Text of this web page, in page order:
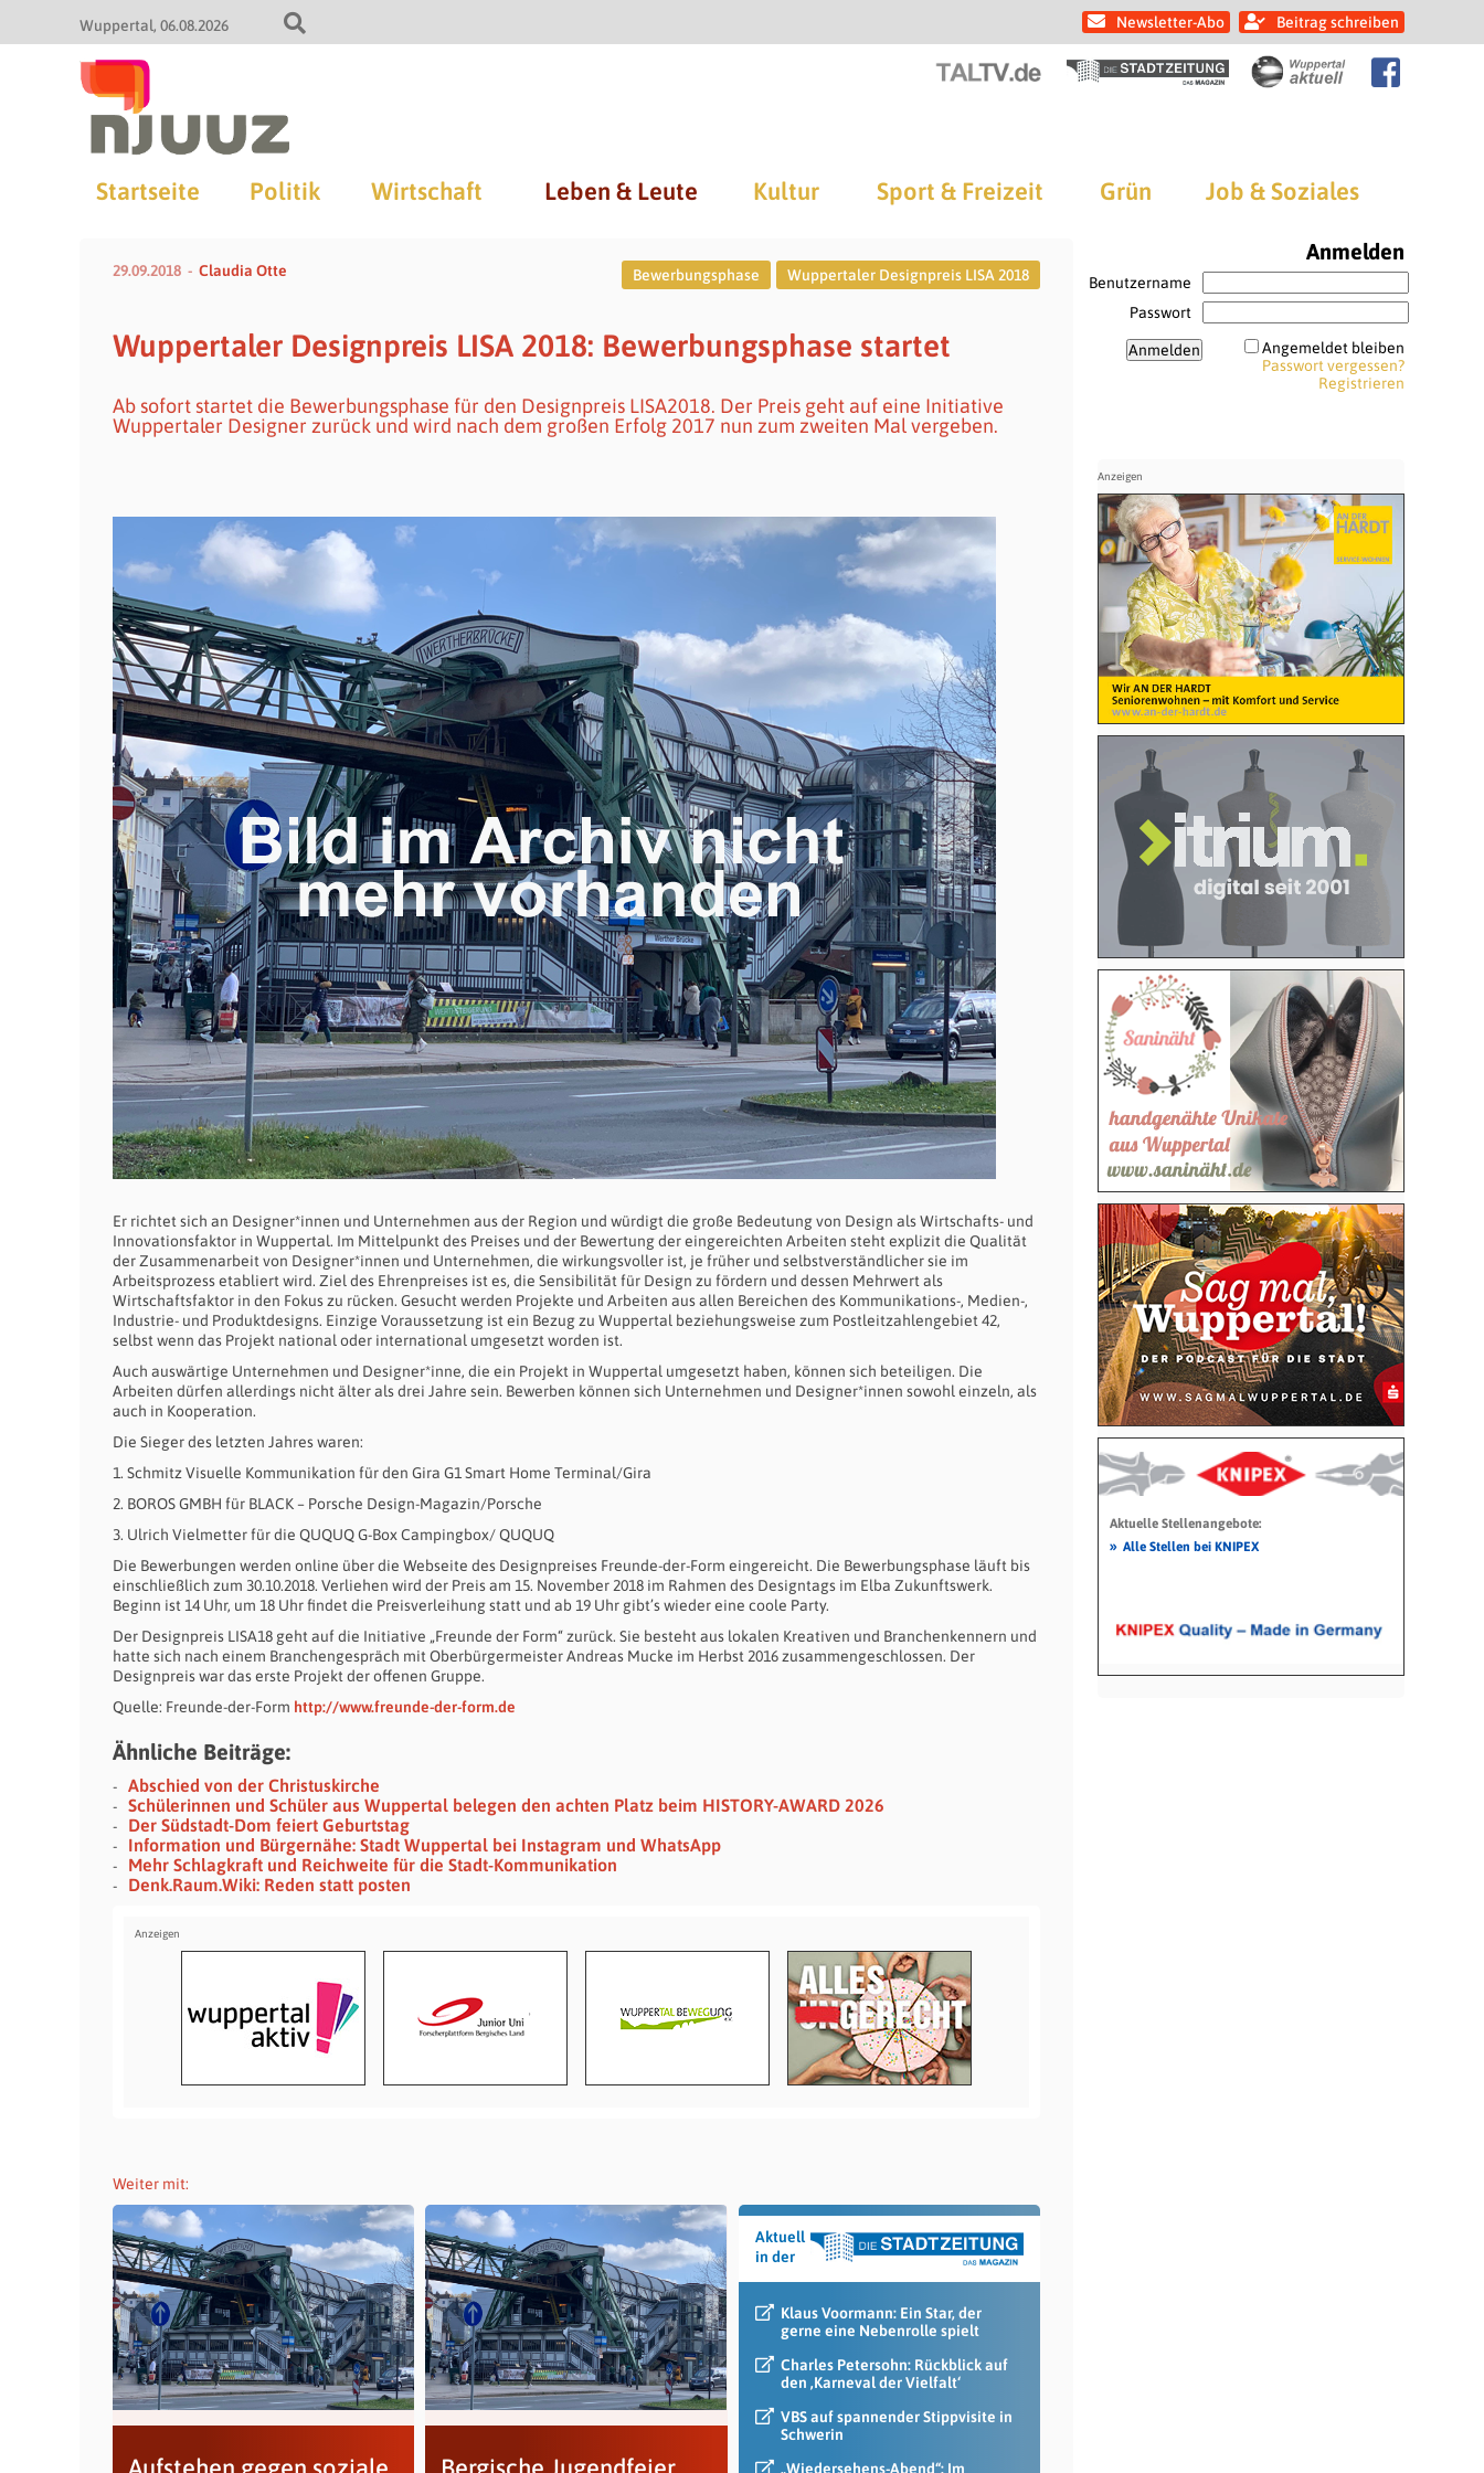
Wuppertal 06.08.2026 Newsletter-Abo Beitrag schreiben
Startseite Politik Wirtschaft Leben & Leute Kultur Sport & Freizeit Grün Job & Soziales
29.09.2018 Claudia Otte Bewerbungsphase Wuppertaler Designpreis LISA 2018
Wuppertaler Designpreis LISA 2018: Bewerbungsphase startet
Ab sofort startet die Bewerbungsphase für den Designpreis LISA2018. Der Preis geht auf eine Initiative
Wuppertaler Designer zurück und wird nach dem großen Erfolg 2017 nun zum zweiten Mal vergeben.
Er richtet sich an Designer*innen und Unternehmen aus der Region und würdigt die große Bedeutung von Design als Wirtschafts- und
Innovationsfaktor in Wuppertal. Im Mittelpunkt des Preises und der Bewertung der eingereichten Arbeiten steht explizit die Qualität
der Zusammenarbeit von Designer*innen und Unternehmen, die wirkungsvoller ist, je früher und selbstverständlicher sie im
Arbeitsprozess etabliert wird. Ziel des Ehrenpreises ist es, die Sensibilität für Design zu fördern und dessen Mehrwert als
Wirtschaftsfaktor in den Fokus zu rücken. Gesucht werden Projekte und Arbeiten aus allen Bereichen des Kommunikations-, Medien-,
Industrie- und Produktdesigns. Einzige Voraussetzung ist ein Bezug zu Wuppertal beziehungsweise zum Postleitzahlengebiet 42,
selbst wenn das Projekt national oder international umgesetzt worden ist.
Auch auswärtige Unternehmen und Designer*inne, die ein Projekt in Wuppertal umgesetzt haben, können sich beteiligen. Die
Arbeiten dürfen allerdings nicht älter als drei Jahre sein. Bewerben können sich Unternehmen und Designer*innen sowohl einzeln, als
auch in Kooperation.
Die Sieger des letzten Jahres waren:
1. Schmitz Visuelle Kommunikation für den Gira G1 Smart Home Terminal/Gira
2. BOROS GMBH für BLACK – Porsche Design-Magazin/Porsche
3. Ulrich Vielmetter für die QUQUQ G-Box Campingbox/ QUQUQ
Die Bewerbungen werden online über die Webseite des Designpreises Freunde-der-Form eingereicht. Die Bewerbungsphase läuft bis
einschließlich zum 30.10.2018. Verliehen wird der Preis am 15. November 2018 im Rahmen des Designtags im Elba Zukunftswerk.
Beginn ist 14 Uhr, um 18 Uhr findet die Preisverleihung statt und ab 19 Uhr gibt’s wieder eine coole Party.
Der Designpreis LISA18 geht auf die Initiative „Freunde der Form“ zurück. Sie besteht aus lokalen Kreativen und Branchenkennern und
hatte sich nach einem Branchengespräch mit Oberbürgermeister Andreas Mucke im Herbst 2016 zusammengeschlossen. Der
Designpreis war das erste Projekt der offenen Gruppe.
Quelle: Freunde-der-Form http://www.freunde-der-form.de
Ähnliche Beiträge:
Abschied von der Christuskirche
Schülerinnen und Schüler aus Wuppertal belegen den achten Platz beim HISTORY-AWARD 2026
Der Südstadt-Dom feiert Geburtstag
Information und Bürgernähe: Stadt Wuppertal bei Instagram und WhatsApp
Mehr Schlagkraft und Reichweite für die Stadt-Kommunikation
Denk.Raum.Wiki: Reden statt posten
Weiter mit:
Aktuell
in der
Klaus Voormann: Ein Star, der
gerne eine Nebenrolle spielt
Charles Petersohn: Rückblick auf
den ‚Karneval der Vielfalt‘
VBS auf spannender Stippvisite in
Schwerin
„Wiedersehens-Abend“: Im
Anmelden
Benutzername
Passwort
Angemeldet bleiben
Passwort vergessen?
Registrieren
Aktuelle Stellenangebote:
» Alle Stellen bei KNIPEX